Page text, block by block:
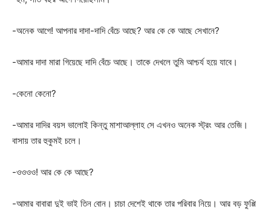
-অনেক আগে! আপনার দাদা-দাদি বেঁচে আছে? আর কে কে আছে সেখানে?
-আমার দাদা মারা গিয়েছে দাদি বেঁচে আছে। তাকে দেখলে তুমি আশ্চর্য হয়ে যাবে।
-কেনো কেনো?
-আমার দাদির বয়স ভালোই কিন্তু মাশাআল্লাহ সে এখনও অনেক স্ট্রং আর তেজি।
বাসায় তার হুকুমই চলে।
-ওওওও! আর কে কে আছে?
-আমার বাবারা দুই ভাই তিন বোন। চাচা দেশেই থাকে তার পরিবার নিয়ে। আর বড় ফুপ্পি